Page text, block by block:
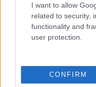
I want to allow
related to security,
functionality and
user protection.
CONFIRM